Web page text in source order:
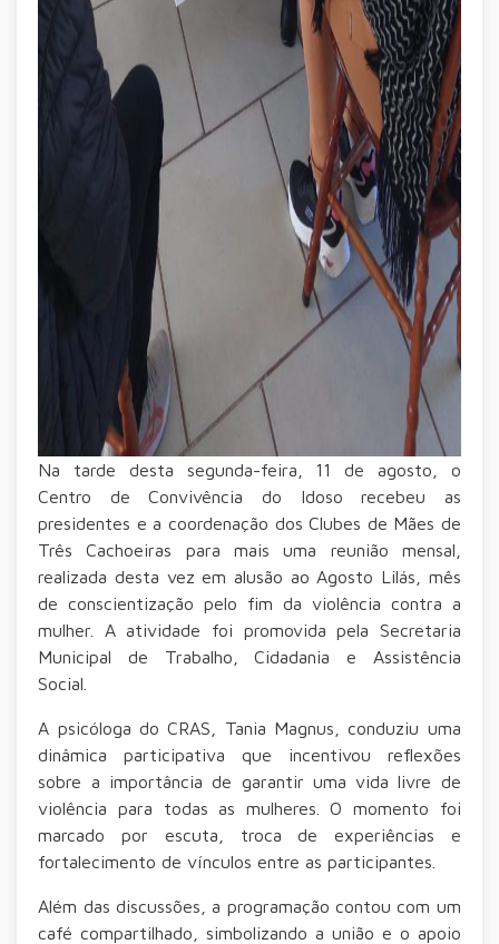
Na tarde desta segunda-feira, 11 de agosto, o
Centro de Convivência do Idoso recebeu as
presidentes e a coordenação dos Clubes de Mães de
Três Cachoeiras para mais uma reunião mensal,
realizada desta vez em alusão ao Agosto Lilás, mês
de conscientização pelo fim da violência contra a
mulher. A atividade foi promovida pela Secretaria
Municipal de Trabalho, Cidadania e Assistência
Social.
A psicóloga do CRAS, Tania Magnus, conduziu uma
dinâmica participativa que incentivou reflexões
sobre a importância de garantir uma vida livre de
violência para todas as mulheres. O momento foi
marcado por escuta, troca de experiências e
fortalecimento de vínculos entre as participantes.
Além das discussões, a programação contou com um
café compartilhado, simbolizando a união e o apoio